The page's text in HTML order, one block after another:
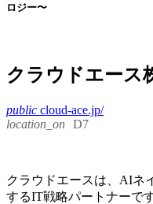
ロジー〜
クラウドエース
public cloud-ace.jp/
location_on D7
クラウドエースは、AIネ
するIT戦略パートナーで